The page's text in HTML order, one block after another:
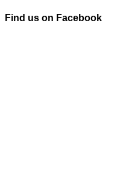
Find us on Facebook